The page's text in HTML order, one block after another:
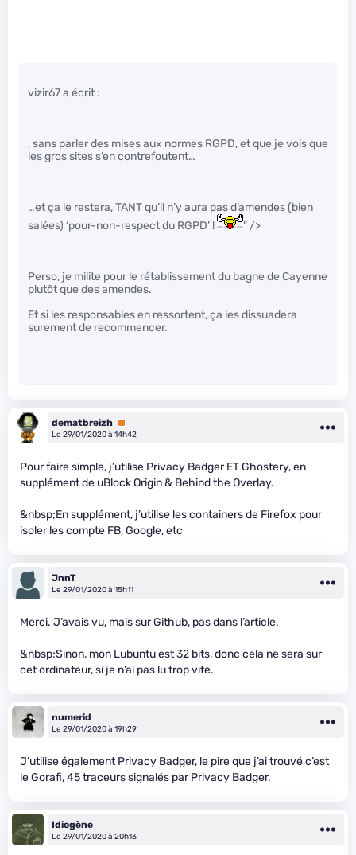
vizir67 a écrit :
, sans parler des mises aux normes RGPD, et que je vois que
les gros sites s’en contrefoutent…
…et ça le restera, TANT qu’il n’y aura pas d’amendes (bien
salées) ‘pour-non-respect du RGPD’ !
" />
Perso, je milite pour le rétablissement du bagne de Cayenne
plutôt que des amendes.
Et si les responsables en ressortent, ça les dissuadera
surement de recommencer.
dematbreizh Premium
Le 29/01/2020 à 14h42
Pour faire simple, j’utilise Privacy Badger ET Ghostery, en
supplément de uBlock Origin & Behind the Overlay.
&nbsp;En supplément, j’utilise les containers de Firefox pour
isoler les compte FB, Google, etc
JnnT
Le 29/01/2020 à 15h11
Merci. J’avais vu, mais sur Github, pas dans l’article.
&nbsp;Sinon, mon Lubuntu est 32 bits, donc cela ne sera sur
cet ordinateur, si je n’ai pas lu trop vite.
numerid
Le 29/01/2020 à 19h29
J’utilise également Privacy Badger, le pire que j’ai trouvé c’est
le Gorafi, 45 traceurs signalés par Privacy Badger.
Idiogène
Le 29/01/2020 à 20h13